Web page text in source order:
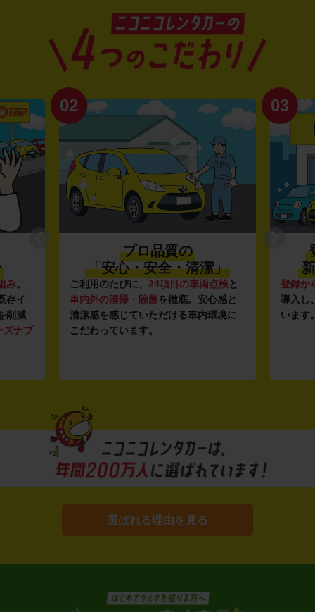
み。
存イ
削減
ズナブ
02
プロ品質の
「安心・安全・清潔」
ご利用のたびに、 24項目の車両点検と
車内外の清掃・除菌を徹底。安心感と
清潔感を感じていただける車内環境に
こだわっています。
03
登録か
導入し
います
選ばれる理由を見る